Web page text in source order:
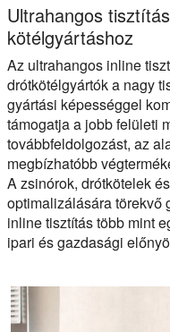
Ultrahangos
kötélgyártáshoz
Az ultrahangos inline
drótkötélgyártók a nagy
gyártási képességgel
támogatja a jobb felületi
továbbfeldolgozást, az
megbízhatóbb
A zsinórok, drótkötelek
optimalizálására törekvő
inline tisztítás több mint
ipari és gazdasági